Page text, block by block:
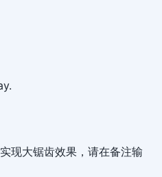
现大锯齿效果，请在备注输